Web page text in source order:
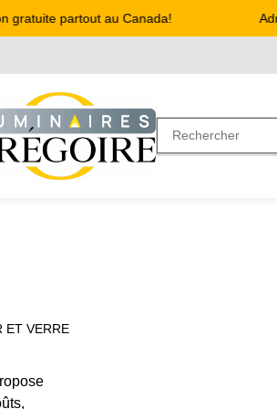
partout au Canada!
ET VERRE